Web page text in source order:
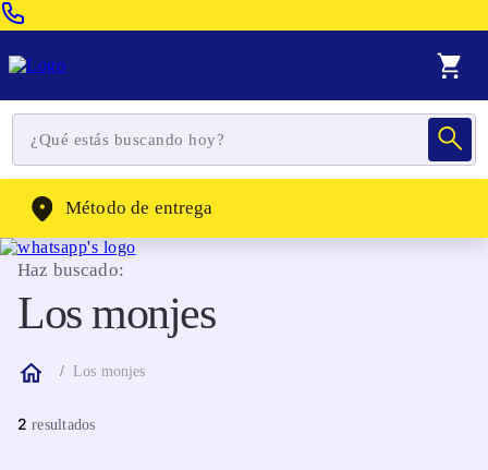
WhatsApp: (302) 262-4104
Método de entrega
Haz buscado:
Los monjes
Los monjes
2